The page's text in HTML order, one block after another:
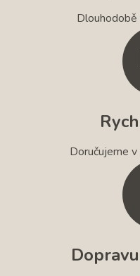
Dlouhodobě
Doručujeme